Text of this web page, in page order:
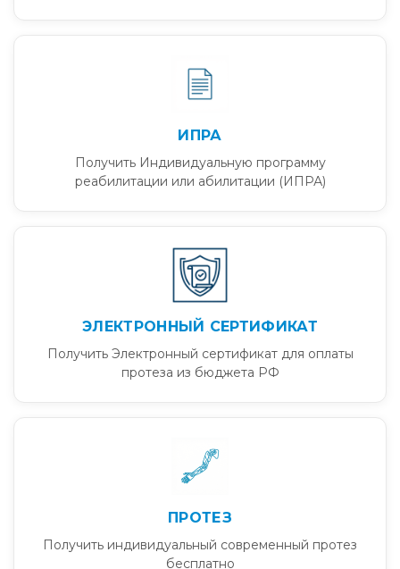
ИПРА
Получить Индивидуальную программу
реабилитации или абилитации (ИПРА)
ЭЛЕКТРОННЫЙ СЕРТИФИКАТ
Получить Электронный сертификат для оплаты
протеза из бюджета РФ
ПРОТЕЗ
Получить индивидуальный современный протез
бесплатно